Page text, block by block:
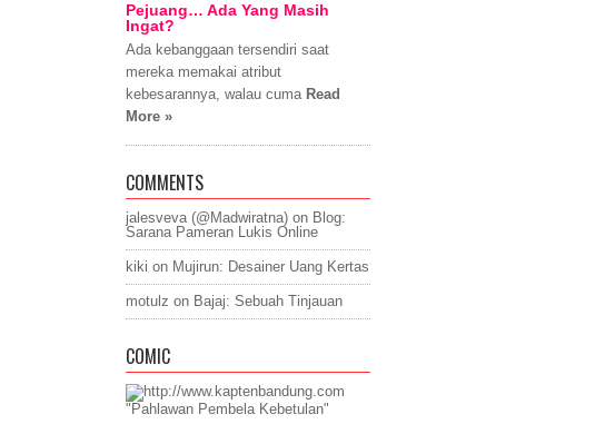
Pejuang… Ada Yang Masih
Ingat?
Ada kebanggaan tersendiri saat
mereka memakai atribut
kebesarannya, walau cuma Read
More »
COMMENTS
jalesveva (@Madwiratna) on Blog:
Sarana Pameran Lukis Online
kiki on Mujirun: Desainer Uang Kertas
motulz on Bajaj: Sebuah Tinjauan
COMIC
"Pahlawan Pembela Kebetulan"